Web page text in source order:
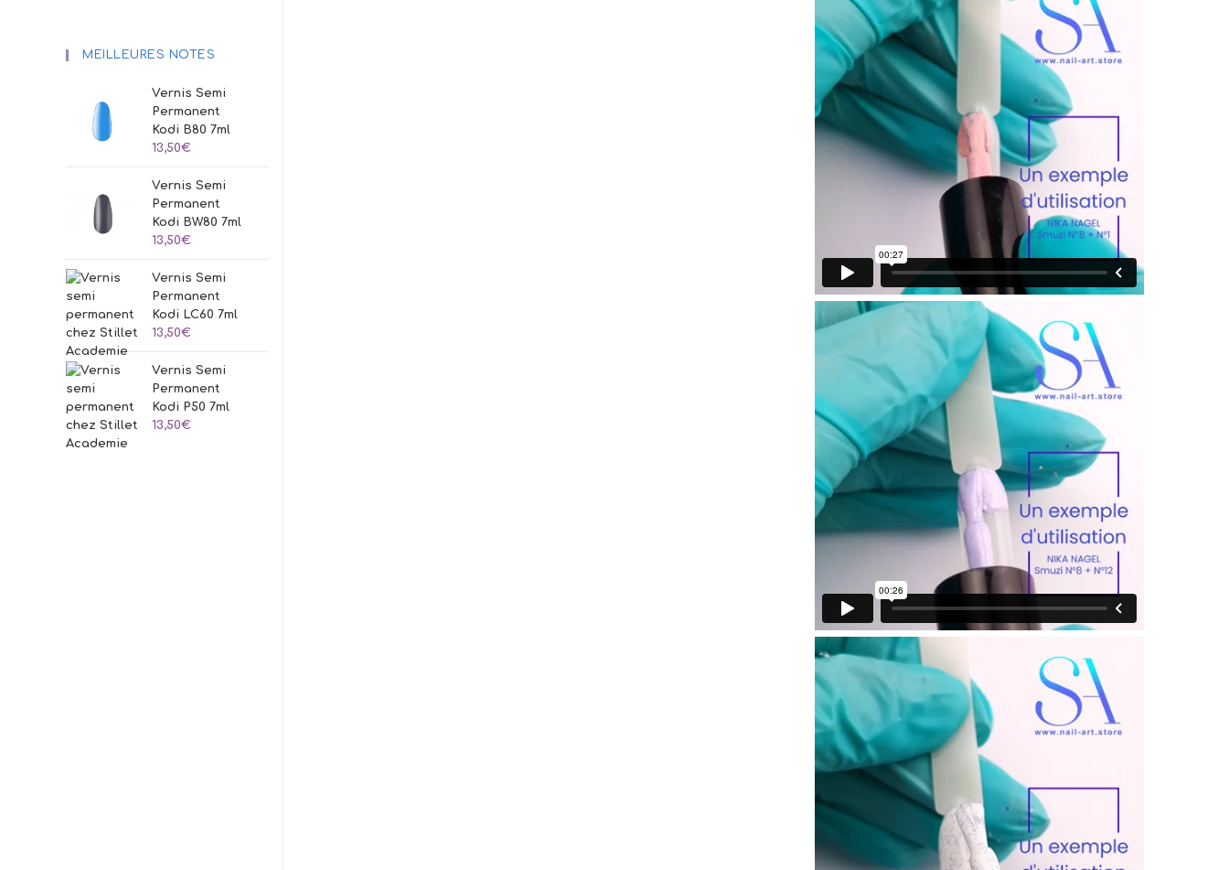
MEILLEURES NOTES
Vernis Semi
Permanent
Kodi B80 7ml
13,50€
Vernis Semi
Permanent
Kodi BW80 7ml
13,50€
Vernis Semi
Permanent
Kodi LC60 7ml
13,50€
Vernis Semi
Permanent
Kodi P50 7ml
13,50€